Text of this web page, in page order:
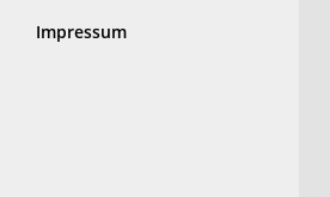
Impressum